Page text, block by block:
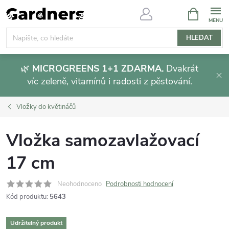
Přejít
na
obsah
HLEDAT
NÁKUPNÍ
KOŠÍK
🌿 MICROGREENS 1+1 ZDARMA. Dvakrát
víc zeleně, vitamínů i radosti z pěstování.
Vložky do květináčů
Vložka samozavlažovací
17 cm
Neohodnoceno Podrobnosti hodnocení
Kód produktu: 5643
Udržitelný produkt